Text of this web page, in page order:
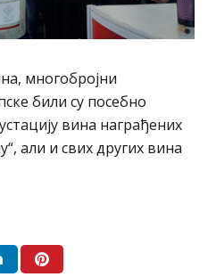
многобројни
били су посебно
вина награђених
али и свих других вина